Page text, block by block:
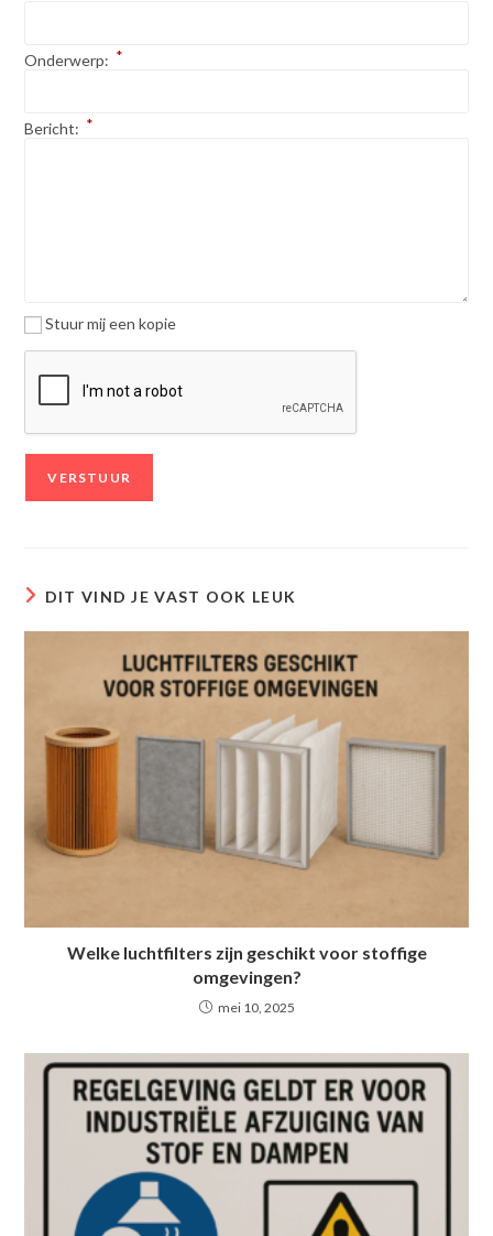
Onderwerp: *
Bericht: *
Stuur mij een kopie
DIT VIND JE VAST OOK LEUK
Welke luchtfilters zijn geschikt voor stoffige
omgevingen?
mei 10, 2025